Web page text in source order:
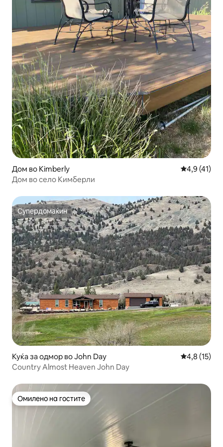
Дом во Kimberly Просечна
4,9 (41)
Дом во село Кимберли
Супердомаќин
Супердомаќин
Куќа за одмор во John Day Просечна
4,8 (15)
Country Almost Heaven John Day
Омилено на гостите
Омилено на гостите